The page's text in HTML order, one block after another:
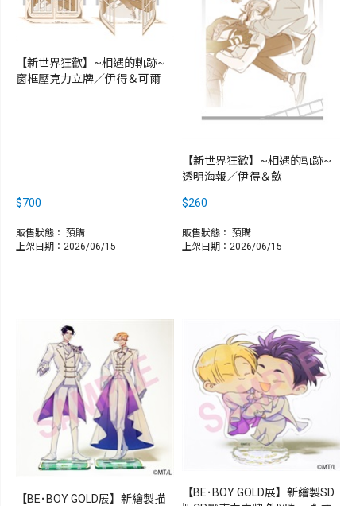
【新世界狂歡】~相遇的軌跡~
窗框壓克力立牌／伊得＆可爾
$700
販售狀態： 預購
上架日期：2026/06/15
【新世界狂歡】~相遇的軌跡~
透明海報／伊得＆歛
$260
販售狀態： 預購
上架日期：2026/06/15
【BE･BOY GOLD展】新繪製描
【BE･BOY GOLD展】新繪製SD